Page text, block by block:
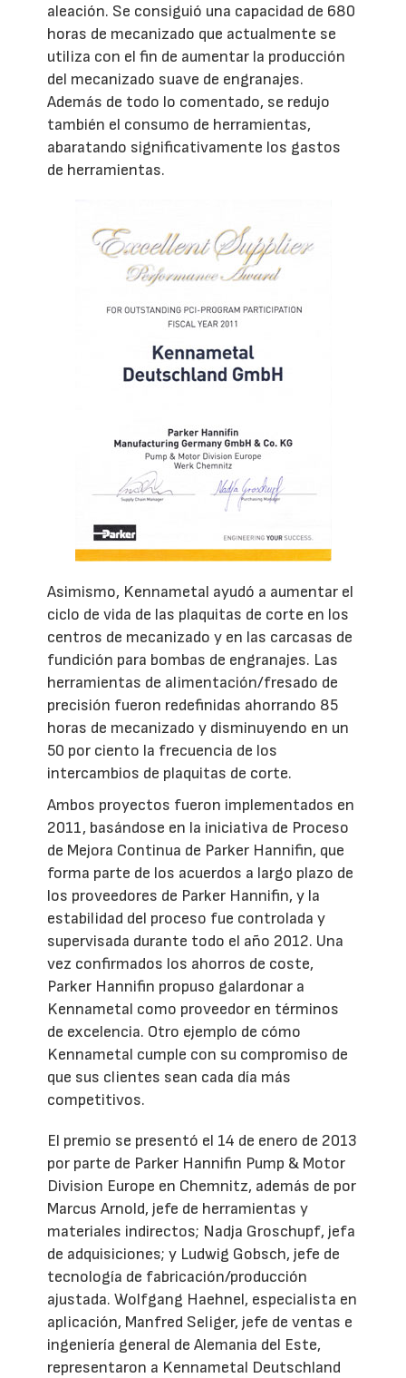
aleación. Se consiguió una capacidad de 680
horas de mecanizado que actualmente se
utiliza con el fin de aumentar la producción
del mecanizado suave de engranajes.
Además de todo lo comentado, se redujo
también el consumo de herramientas,
abaratando significativamente los gastos
de herramientas.
Asimismo, Kennametal ayudó a aumentar el
ciclo de vida de las plaquitas de corte en los
centros de mecanizado y en las carcasas de
fundición para bombas de engranajes. Las
herramientas de alimentación/fresado de
precisión fueron redefinidas ahorrando 85
horas de mecanizado y disminuyendo en un
50 por ciento la frecuencia de los
intercambios de plaquitas de corte.
Ambos proyectos fueron implementados en
2011, basándose en la iniciativa de Proceso
de Mejora Continua de Parker Hannifin, que
forma parte de los acuerdos a largo plazo de
los proveedores de Parker Hannifin, y la
estabilidad del proceso fue controlada y
supervisada durante todo el año 2012. Una
vez confirmados los ahorros de coste,
Parker Hannifin propuso galardonar a
Kennametal como proveedor en términos
de excelencia. Otro ejemplo de cómo
Kennametal cumple con su compromiso de
que sus clientes sean cada día más
competitivos.
El premio se presentó el 14 de enero de 2013
por parte de Parker Hannifin Pump & Motor
Division Europe en Chemnitz, además de por
Marcus Arnold, jefe de herramientas y
materiales indirectos; Nadja Groschupf, jefa
de adquisiciones; y Ludwig Gobsch, jefe de
tecnología de fabricación/producción
ajustada. Wolfgang Haehnel, especialista en
aplicación, Manfred Seliger, jefe de ventas e
ingeniería general de Alemania del Este,
representaron a Kennametal Deutschland